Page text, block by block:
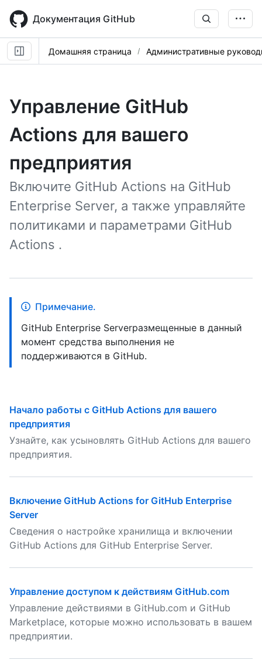
main
content
Документация GitHub
Домашняя страница Административные
Управление GitHub
Actions для вашего
предприятия
Включите GitHub Actions на GitHub
Enterprise Server, а также управляйте
политиками и параметрами GitHub
Actions .
Примечание.
GitHub Enterprise Serverразмещенные в данный
момент средства выполнения не
поддерживаются в GitHub.
Начало работы с GitHub Actions для вашего
предприятия
Узнайте, как усыновлять GitHub Actions для вашего
предприятия.
Включение GitHub Actions for GitHub Enterprise
Server
Сведения о настройке хранилища и включении
GitHub Actions для GitHub Enterprise Server.
Управление доступом к действиям GitHub.com
Управление действиями в GitHub.com и GitHub
Marketplace, которые можно использовать в вашем
предприятии.